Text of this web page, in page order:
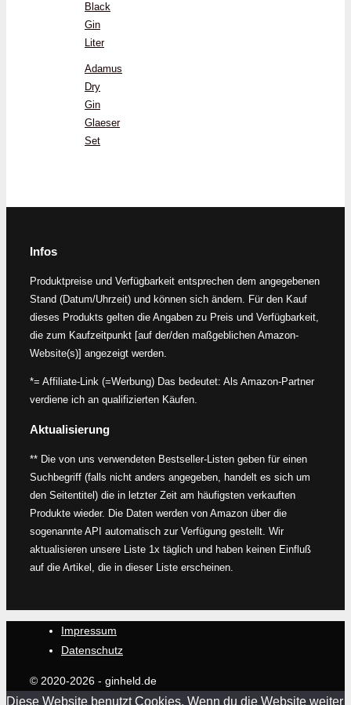
Black
Gin
Liter
Adamus
Dry
Gin
Glaeser
Set
Infos
Produktpreise und Verfügbarkeit entsprechen dem angegebenen
Stand (Datum/Uhrzeit) und können sich ändern. Für den Kauf
dieses Produkts gelten die Angaben zu Preis und Verfügbarkeit,
die zum Kaufzeitpunkt [auf der/den maßgeblichen Amazon-
Website(s)] angezeigt werden.
*= Affiliate-Link (=Werbung) Das bedeutet: Als Amazon-Partner
verdiene ich an qualifizierten Käufen.
Aktualisierung
** Die von uns verwendeten Bestseller-Listen geben für einen
Suchbegriff (falls nicht anders angegeben, handelt es sich um
den Seitentitel) die in letzter Zeit am häufigsten verkauften
Produkte wieder. Die Daten werden von Amazon über die
sogenannte API automatisch zur Verfügung gestellt. Wir
aktualisieren unsere Liste 1x täglich und haben keinen Einfluß
auf die Artikel, die in dieser Liste erscheinen.
Impressum
Datenschutz
© 2020-2026 - ginheld.de
Diese Website benutzt Cookies. Wenn du die Website weiter